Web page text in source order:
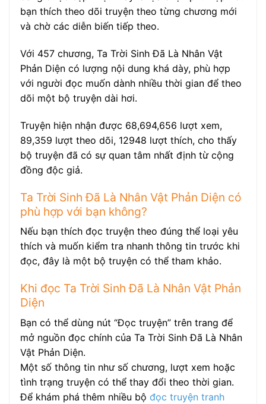
bạn thích theo dõi truyện theo từng chương mới
và chờ các diễn biến tiếp theo.
Với 457 chương, Ta Trời Sinh Đã Là Nhân Vật
Phản Diện có lượng nội dung khá dày, phù hợp
với người đọc muốn dành nhiều thời gian để theo
dõi một bộ truyện dài hơi.
Truyện hiện nhận được 68,694,656 lượt xem,
89,359 lượt theo dõi, 12948 lượt thích, cho thấy
bộ truyện đã có sự quan tâm nhất định từ cộng
đồng độc giả.
Ta Trời Sinh Đã Là Nhân Vật Phản Diện có
phù hợp với bạn không?
Nếu bạn thích đọc truyện theo đúng thể loại yêu
thích và muốn kiểm tra nhanh thông tin trước khi
đọc, đây là một bộ truyện có thể tham khảo.
Khi đọc Ta Trời Sinh Đã Là Nhân Vật Phản
Diện
Bạn có thể dùng nút “Đọc truyện” trên trang để
mở nguồn đọc chính của Ta Trời Sinh Đã Là Nhân
Vật Phản Diện.
Một số thông tin như số chương, lượt xem hoặc
tình trạng truyện có thể thay đổi theo thời gian.
Để khám phá thêm nhiều bộ đọc truyện tranh